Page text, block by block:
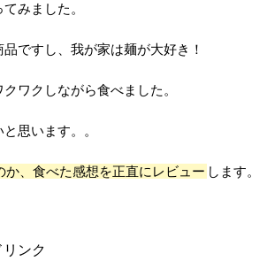
てみました。
ですし、我が家は麺が大好き！
ワクしながら食べました。
思います。。
、食べた感想を正直にレビュー します。
ンク